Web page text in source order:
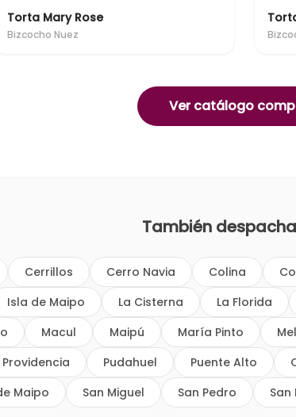
Torta Mary Rose
Bizcocho Nuez
Ver catálogo
También
Cerrillos Cerro Navia Colina
Isla de Maipo La Cisterna La Florida
Macul Maipú María Pinto
Providencia Pudahuel Puente Alto
Maipo San Miguel San Pedro San